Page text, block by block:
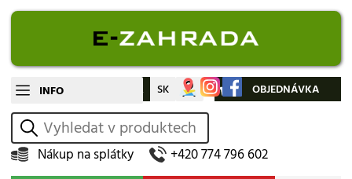
INFO CZ SK Můj účet OBJEDNÁVKA
vyhledat
Nákup na splátky +420 774 796 602